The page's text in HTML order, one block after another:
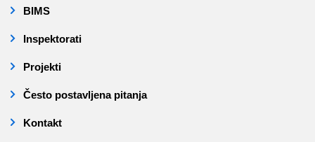
BIMS
Inspektorati
Projekti
Često postavljena pitanja
Kontakt